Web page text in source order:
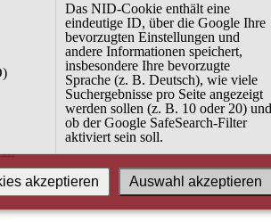
/ Kurs suchen
& Elternschaft
Das NID-Cookie enthält eine
eindeutige ID, über die Google Ihre
bevorzugten Einstellungen und
andere Informationen speichert,
insbesondere Ihre bevorzugte
Sprache (z. B. Deutsch), wie viele
Suchergebnisse pro Seite angezeigt
werden sollen (z. B. 10 oder 20) und
ob der Google SafeSearch-Filter
aktiviert sein soll.
Auswahl akzeptieren
akzeptieren